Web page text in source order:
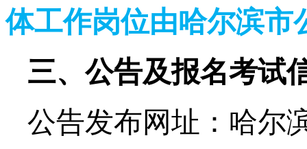
体工作岗位由哈尔滨市
三、公告及报名考试
公告发布网址：哈尔